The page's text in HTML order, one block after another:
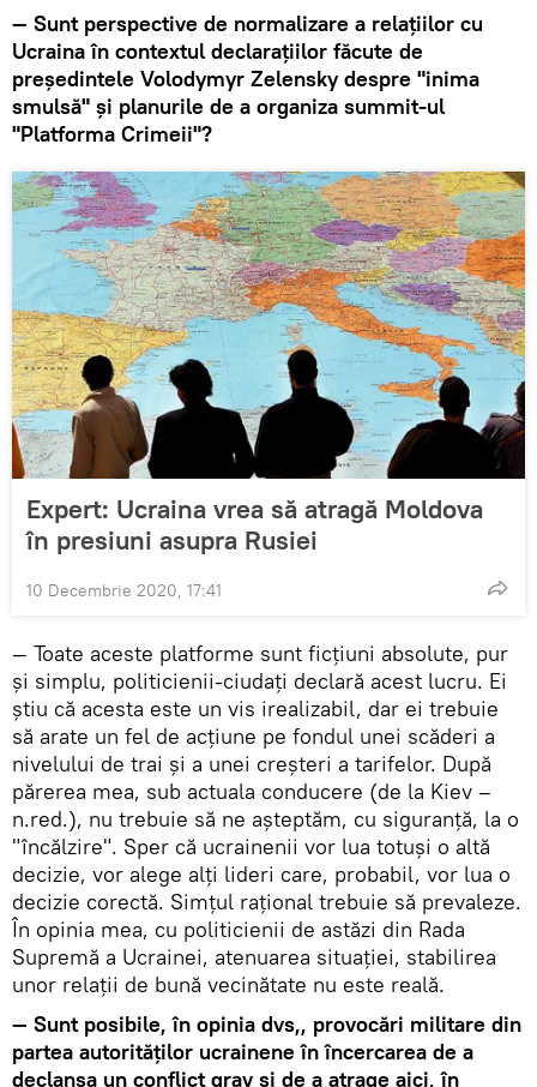
— Sunt perspective de normalizare a relațiilor cu
Ucraina în contextul declarațiilor făcute de
președintele Volodymyr Zelensky despre "inima
smulsă" și planurile de a organiza summit-ul
"Platforma Crimeii"?
Expert: Ucraina vrea să atragă Moldova
în presiuni asupra Rusiei
10 Decembrie 2020, 17:41
— Toate aceste platforme sunt ficțiuni absolute, pur
și simplu, politicienii-ciudați declară acest lucru. Ei
știu că acesta este un vis irealizabil, dar ei trebuie
să arate un fel de acțiune pe fondul unei scăderi a
nivelului de trai și a unei creșteri a tarifelor. După
părerea mea, sub actuala conducere (de la Kiev –
n.red.), nu trebuie să ne așteptăm, cu siguranță, la o
"încălzire". Sper că ucrainenii vor lua totuși o altă
decizie, vor alege alți lideri care, probabil, vor lua o
decizie corectă. Simțul rațional trebuie să prevaleze.
În opinia mea, cu politicienii de astăzi din Rada
Supremă a Ucrainei, atenuarea situației, stabilirea
unor relații de bună vecinătate nu este reală.
— Sunt posibile, în opinia dvs,, provocări militare din
partea autorităților ucrainene în încercarea de a
declanșa un conflict grav și de a atrage aici, în